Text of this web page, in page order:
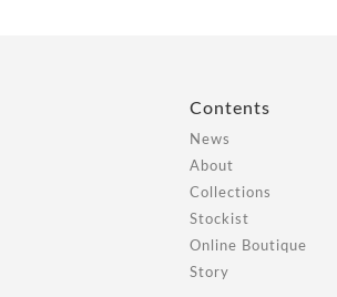
Contents
News
About
Collections
Stockist
Online Boutique
Story